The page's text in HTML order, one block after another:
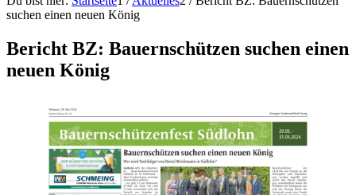
suchen einen neuen König
Bericht BZ: Bauernschützen suchen einen
neuen König